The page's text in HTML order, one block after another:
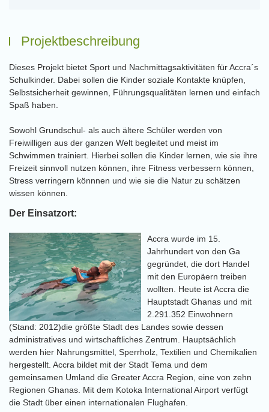
Projektbeschreibung
Dieses Projekt bietet Sport und Nachmittagsaktivitäten für Accra´s
Schulkinder. Dabei sollen die Kinder soziale Kontakte knüpfen,
Selbstsicherheit gewinnen, Führungsqualitäten lernen und einfach
Spaß haben.
Sowohl Grundschul- als auch ältere Schüler werden von
Freiwilligen aus der ganzen Welt begleitet und meist im
Schwimmen trainiert. Hierbei sollen die Kinder lernen, wie sie ihre
Freizeit sinnvoll nutzen können, ihre Fitness verbessern können,
Stress verringern könnnen und wie sie die Natur zu schätzen
wissen können.
Der Einsatzort:
Accra wurde im 15.
Jahrhundert von den Ga
gegründet, die dort Handel
mit den Europäern treiben
wollten. Heute ist Accra die
Hauptstadt Ghanas und mit
2.291.352 Einwohnern
(Stand: 2012)die größte Stadt des Landes sowie dessen
administratives und wirtschaftliches Zentrum. Hauptsächlich
werden hier Nahrungsmittel, Sperrholz, Textilien und Chemikalien
hergestellt. Accra bildet mit der Stadt Tema und dem
gemeinsamen Umland die Greater Accra Region, eine von zehn
Regionen Ghanas. Mit dem Kotoka International Airport verfügt
die Stadt über einen internationalen Flughafen.